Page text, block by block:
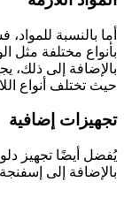
أما بالنسبة
بأنواع مختلفة مثل
بالإضافة إلى ذلك،
حيث تختلف أنواع
تجهيزات إضافية
يُفضل أيضًا تجهيز دلو
بالإضافة إلى